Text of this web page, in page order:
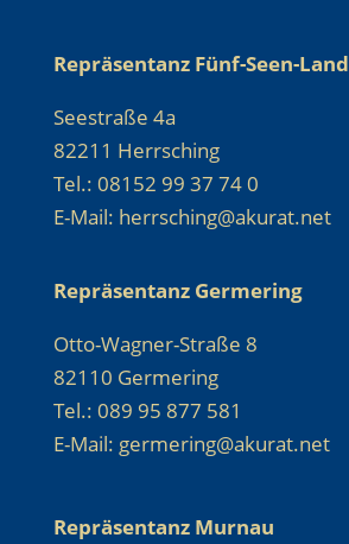
Repräsentanz Fünf-Seen-Land
Seestraße 4a
82211 Herrsching
Tel.: 08152 99 37 74 0
E-Mail: herrsching@akurat.net
Repräsentanz Germering
Otto-Wagner-Straße 8
82110 Germering
Tel.: 089 95 877 581
E-Mail: germering@akurat.net
Repräsentanz Murnau